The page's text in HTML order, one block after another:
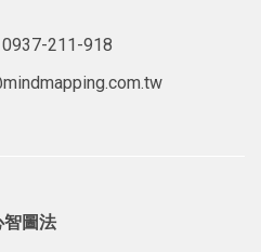
0937-211-918
圖法